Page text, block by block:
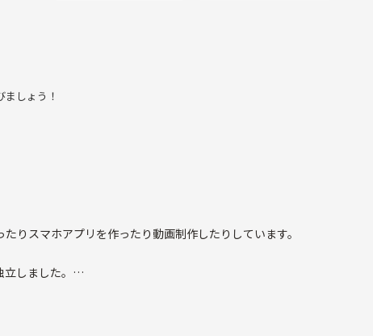
しょう！
ツイベントに参加
りスマホアプリを作ったり動画制作したりしています。
しました。